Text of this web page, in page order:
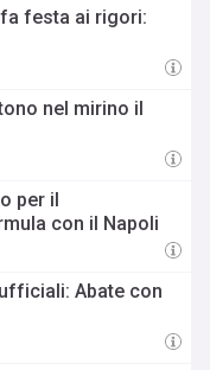
festa ai rigori:
nel mirino il
per il
con il Napoli
Abate con